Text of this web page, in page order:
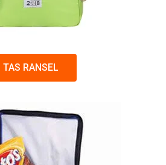
TAS RANSEL